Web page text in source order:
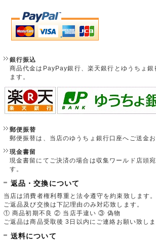
銀行振込
商品代金はPayPay銀行、楽天銀行とゆうちょ銀
ます。
郵便振替
郵便振替は、当店のゆうちょ銀行口座へご送金お
現金書留
現金書留にてご決済の場合は収集ワールド店頭
す。
返品・交換について
当店は消費者権利尊重と法令遵守を約束致します。
ご返品及び交換は下記理由のみ対応致します。
① 商品初期不良 ② 当店手違い ③ 偽物
ご返品は商品受取後 3日以内にご連絡お願い致しま
送料について